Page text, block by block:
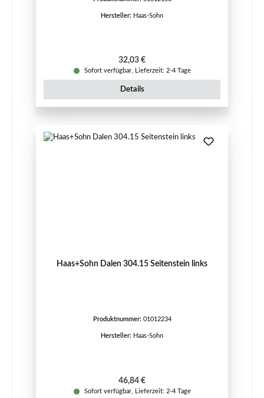
Hersteller: Haas-Sohn
Regulärer Preis:
32,03 €
Sofort verfügbar, Lieferzeit: 2-4 Tage
Details
Haas+Sohn Dalen 304.15 Seitenstein links
Produktnummer: 01012234
Hersteller: Haas-Sohn
Regulärer Preis:
46,84 €
Sofort verfügbar, Lieferzeit: 2-4 Tage